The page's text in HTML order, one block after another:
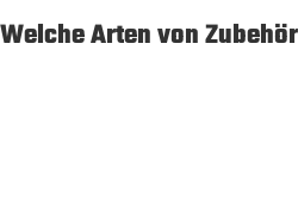
Welche Arten von